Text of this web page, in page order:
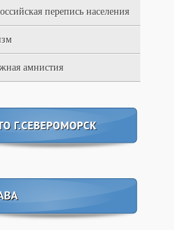
перепись населения
амнистия